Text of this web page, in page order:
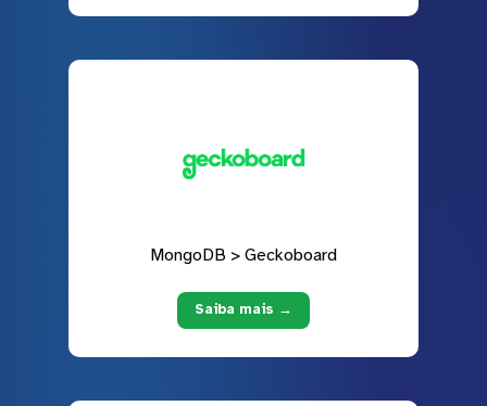
MongoDB > Geckoboard
Saiba mais →